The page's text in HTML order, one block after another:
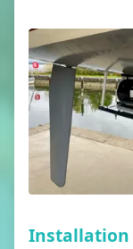
Installation